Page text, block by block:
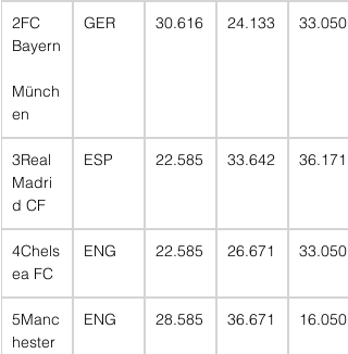
2FC
Bayern
Münch
en
GER 30.616 24.133 33.050
3Real
Madri
d CF
ESP 22.585 33.642 36.171
4Chels
ea FC
ENG 22.585 26.671 33.050
5Manc
hester
ENG 28.585 36.671 16.050